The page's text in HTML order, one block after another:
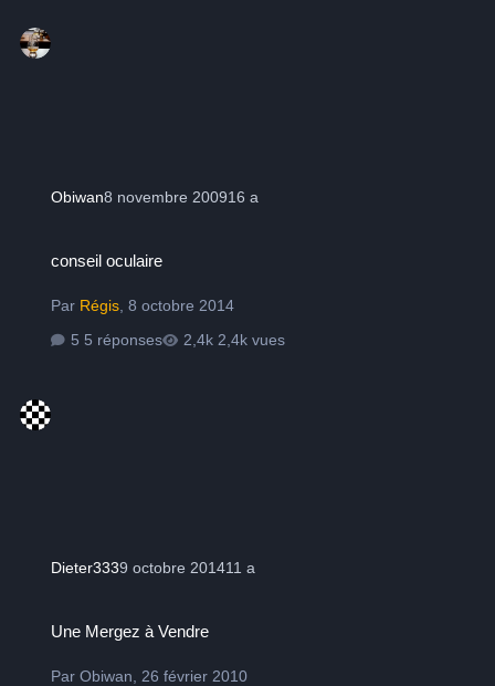
Obiwan8 novembre 200916 a
conseil oculaire
Par Régis ,8 octobre 2014
5 réponses
2,4k vues
Dieter3339 octobre 201411 a
Une Mergez à Vendre
ParObiwan
26 février 2010